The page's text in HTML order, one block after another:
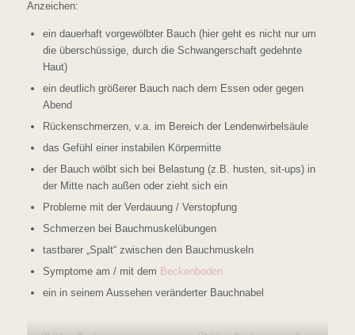
Anzeichen:
ein dauerhaft vorgewölbter Bauch (hier geht es nicht nur um
die überschüssige, durch die Schwangerschaft gedehnte
Haut)
ein deutlich größerer Bauch nach dem Essen oder gegen
Abend
Rückenschmerzen, v.a. im Bereich der Lendenwirbelsäule
das Gefühl einer instabilen Körpermitte
der Bauch wölbt sich bei Belastung (z.B. husten, sit-ups) in
der Mitte nach außen oder zieht sich ein
Probleme mit der Verdauung / Verstopfung
Schmerzen bei Bauchmuskelübungen
tastbarer „Spalt“ zwischen den Bauchmuskeln
Symptome am / mit dem Beckenboden
ein in seinem Aussehen veränderter Bauchnabel